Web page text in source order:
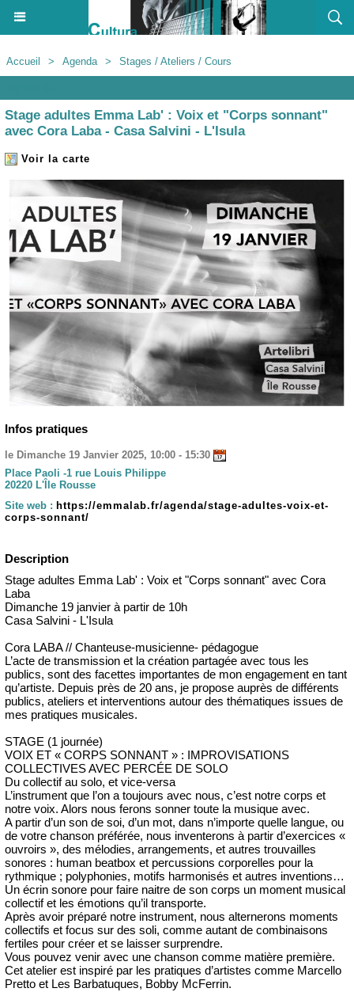
Accueil > Agenda > Stages / Ateliers / Cours
Stage adultes Emma Lab' : Voix et "Corps sonnant"
avec Cora Laba - Casa Salvini - L'Isula
Voir la carte
Infos pratiques
le Dimanche 19 Janvier 2025, 10:00 - 15:30
Place Paoli -1 rue Louis Philippe
20220 L'Île Rousse
Site web : https://emmalab.fr/agenda/stage-adultes-voix-et-
corps-sonnant/
Description
Stage adultes Emma Lab' : Voix et "Corps sonnant" avec Cora
Laba
Dimanche 19 janvier à partir de 10h
Casa Salvini - L'Isula
Cora LABA // Chanteuse-musicienne- pédagogue
L’acte de transmission et la création partagée avec tous les
publics, sont des facettes importantes de mon engagement en tant
qu’artiste. Depuis près de 20 ans, je propose auprès de différents
publics, ateliers et interventions autour des thématiques issues de
mes pratiques musicales.
STAGE (1 journée)
VOIX ET « CORPS SONNANT » : IMPROVISATIONS
COLLECTIVES AVEC PERCÉE DE SOLO
Du collectif au solo, et vice-versa
L’instrument que l’on a toujours avec nous, c’est notre corps et
notre voix. Alors nous ferons sonner toute la musique avec.
A partir d’un son de soi, d’un mot, dans n’importe quelle langue, ou
de votre chanson préférée, nous inventerons à partir d’exercices «
ouvroirs », des mélodies, arrangements, et autres trouvailles
sonores : human beatbox et percussions corporelles pour la
rythmique ; polyphonies, motifs harmonisés et autres inventions…
Un écrin sonore pour faire naitre de son corps un moment musical
collectif et les émotions qu’il transporte.
Après avoir préparé notre instrument, nous alternerons moments
collectifs et focus sur des soli, comme autant de combinaisons
fertiles pour créer et se laisser surprendre.
Vous pouvez venir avec une chanson comme matière première.
Cet atelier est inspiré par les pratiques d’artistes comme Marcello
Pretto et Les Barbatuques, Bobby McFerrin.